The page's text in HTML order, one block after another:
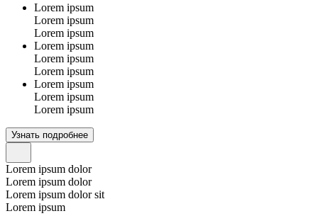
Lorem ipsum
Lorem ipsum
Lorem ipsum
Lorem ipsum
Lorem ipsum
Lorem ipsum
Lorem ipsum
Lorem ipsum
Lorem ipsum
Узнать подробнее
Lorem ipsum dolor
Lorem ipsum dolor
Lorem ipsum dolor sit
Lorem ipsum